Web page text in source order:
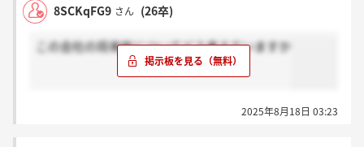
8SCKqFG9 さん (26卒)
この会社の将来性についてどう考えていますか
2025年8月18日 03:23